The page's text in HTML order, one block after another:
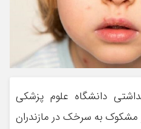
دانشگاه علوم پزشکی
۵۹ مورد بیمار مشکوک به سرخک در مازندران